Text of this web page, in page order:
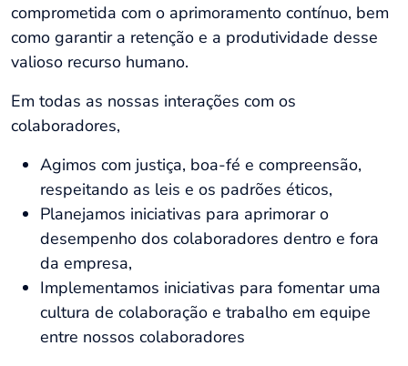
comprometida com o aprimoramento contínuo, bem
como garantir a retenção e a produtividade desse
valioso recurso humano.
Em todas as nossas interações com os
colaboradores,
Agimos com justiça, boa-fé e compreensão,
respeitando as leis e os padrões éticos,
Planejamos iniciativas para aprimorar o
desempenho dos colaboradores dentro e fora
da empresa,
Implementamos iniciativas para fomentar uma
cultura de colaboração e trabalho em equipe
entre nossos colaboradores